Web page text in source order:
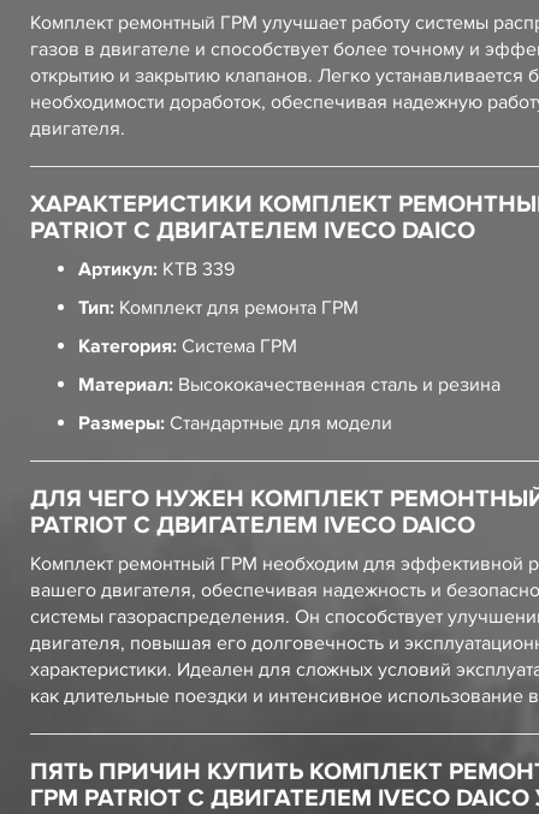
Комплект ремонтный ГРМ улучшает работу системы
газов в двигателе и способствует более точному и
открытию и закрытию клапанов. Легко устанавливается
необходимости доработок, обеспечивая надежную
двигателя.
ХАРАКТЕРИСТИКИ КОМПЛЕКТ
PATRIOT С ДВИГАТЕЛЕМ IVECO DAICO
Артикул: KTB 339
Тип: Комплект для ремонта ГРМ
Категория: Система ГРМ
Материал: Высококачественная сталь и резина
Размеры: Стандартные для модели
ДЛЯ ЧЕГО НУЖЕН КОМПЛЕКТ
PATRIOT С ДВИГАТЕЛЕМ IVECO DAICO
Комплект ремонтный ГРМ необходим для эффективной
вашего двигателя, обеспечивая надежность и
системы газораспределения. Он способствует
двигателя, повышая его долговечность и
характеристики. Идеален для сложных условий
как длительные поездки и интенсивное использование
ПЯТЬ ПРИЧИН КУПИТЬ КОМПЛЕКТ
ГРМ PATRIOT С ДВИГАТЕЛЕМ IVECO